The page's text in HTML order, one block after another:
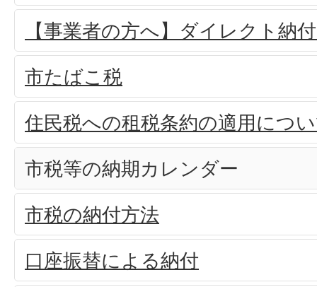
【事業者の方へ】ダイレクト納
市たばこ税
住民税への租税条約の適用につ
市税等の納期カレンダー
市税の納付方法
口座振替による納付